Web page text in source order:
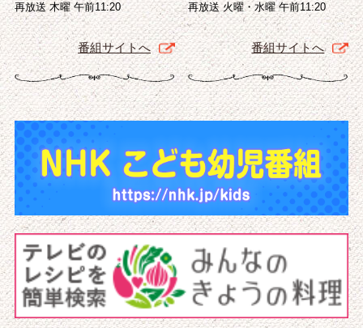
再放送 木曜 午前11:20
番組サイトへ
再放送 火曜・水曜 午前11:20
番組サイトへ